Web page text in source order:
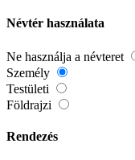
Névtér használata
Ne használja a névteret
Személy
Testületi
Földrajzi
Rendezés